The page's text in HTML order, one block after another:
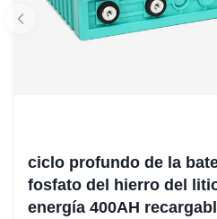
ciclo profundo de la
fosfato del hierro del
energía 400AH